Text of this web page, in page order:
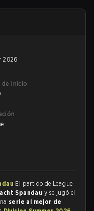
2026
de inicio
El partido de League
Spandau y se jugó el
serie al mejor de